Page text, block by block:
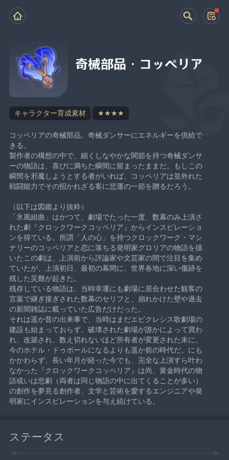
奇械部品・コッペリア
キャラクター育成素材 ★★★★
コッペリアの奇械部品。奇械ダンサーにエネルギーを供給で
きる。
製作者の構想の中で、細くしなやかな関節を持つ奇械ダンサ
ーの物語は、喜びに満ちた瞬間に留まったままだ。もしこの
瞬間を邪魔しようとする者がいれば、コッペリアは並外れた
戦闘能力でその招かれざる客に悲運の一節を贈るだろう。
（以下は図鑑より抜粋）
「氷風組曲」はかつて、劇場でたった一度、数幕のみ上演さ
れた劇『クロックワークコッペリア』からインスピレーショ
ンを得ている。所謂「人の心」を持つクロックワーク・マシ
ナリーのコッペリアと恋に落ちる発明家グロリアの物語を描
いたこの劇は、上演前から評論家や文芸家の間で注目を集め
ていたが、上演初日、最初の幕間に、世界各地に深い傷跡を
残した災難が起きた。
残存している物語は、当時幸運にも劇場に居合わせた観客の
言葉で継ぎ接ぎされた数幕のセリフと、崩れかけた壁や過去
の新聞雑誌に載っていた広告だけだった。
それは遥か昔の出来事で、当時はまだエピクレシス歌劇場の
建設も始まっておらず、破壊された劇場が誰かによって買わ
れ、改築され、数え切れないほど所有者が変更された末に、
今のホテル・ドゥボールになるよりも遥か前の時代だ。にも
かかわらず、長い年月が経った今でも、完全な上演すら叶わ
なかった『クロックワークコッペリア』は尚、黄金時代の物
語或いは悲劇（両者は同じ物語の中に出てくることが多い）
の創作を夢見る創作者、文学と芸術を愛するエンジニアや発
明家にインスピレーションを与え続けている。
ステータス